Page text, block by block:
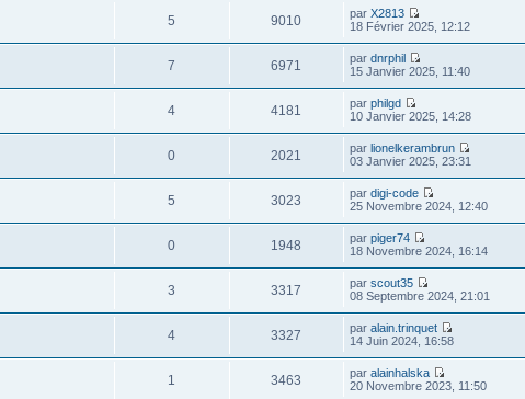
5 9010 parX2813
18 Février 2025, 12:12
7 6971 pardnrphil
15 Janvier 2025, 11:40
4 4181 parphilgd
10 Janvier 2025, 14:28
0 2021 parlionelkerambrun
03 Janvier 2025, 23:31
5 3023 pardigi-code
25 Novembre 2024, 12:40
0 1948 parpiger74
18 Novembre 2024, 16:14
3 3317 parscout35
08 Septembre 2024, 21:01
4 3327 paralain.trinquet
14 Juin 2024, 16:58
1 3463 paralainhalska
20 Novembre 2023, 11:50